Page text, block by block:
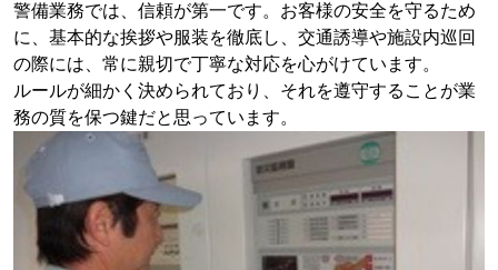
警備業務では、信頼が第一です。お客様の安全を守るため
に、基本的な挨拶や服装を徹底し、交通誘導や施設内巡回
の際には、常に親切で丁寧な対応を心がけています。
ルールが細かく決められており、それを遵守することが業
務の質を保つ鍵だと思っています。